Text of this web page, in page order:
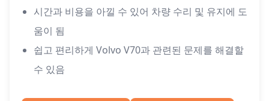
시간과 비용을 아낄 수 있어 차량 수리 및 유지에 도
움이 됨
쉽고 편리하게 Volvo V70과 관련된 문제를 해결할
수 있음